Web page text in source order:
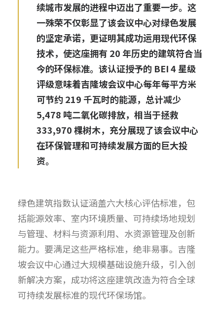
续城市发展的进程中迈出了重要一步。这
一殊荣不仅彰显了该会议中心对绿色发展
的坚定承诺，更证明其成功运用现代环保
技术，使这座拥有 20 年历史的建筑符合当
今的环保标准。该认证授予的 BEI 4 星级
评级意味着吉隆坡会议中心每年每平方米
可节约 219 千瓦时的能源，总计减少
5,478 吨二氧化碳排放，相当于拯救
333,970 棵树木，充分展现了该会议中心
在环保管理和可持续发展方面的巨大投
资。
绿色建筑指数认证涵盖六大核心评估标准，包
括能源效率、室内环境质量、可持续场地规划
与管理、材料与资源利用、水资源管理及创新
能力。要满足这些严格标准，绝非易事。吉隆
坡会议中心通过大规模基础设施升级，引入创
新解决方案，成功将这座建筑改造为符合全球
可持续发展标准的现代环保场馆。